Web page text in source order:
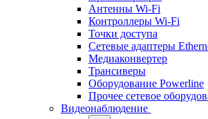
Антенны Wi-Fi
Контроллеры Wi-Fi
Точки доступа
Сетевые адаптеры
Медиаконвертер
Трансиверы
Оборудование Powerline
Прочее сетевое
Видеонаблюдение